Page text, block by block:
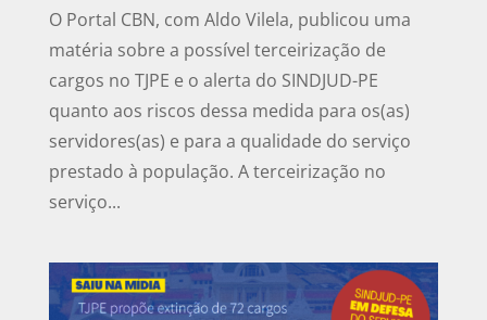
O Portal CBN, com Aldo Vilela, publicou uma
matéria sobre a possível terceirização de
cargos no TJPE e o alerta do SINDJUD-PE
quanto aos riscos dessa medida para os(as)
servidores(as) e para a qualidade do serviço
prestado à população. A terceirização no
serviço...